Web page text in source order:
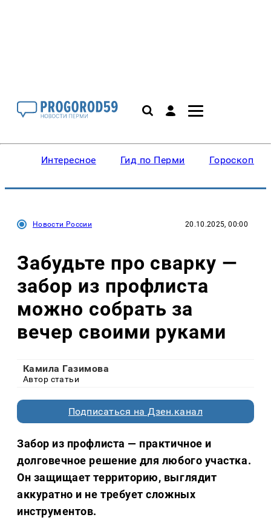
Интересное Гид по Перми Гороскопы
Новости России 20.10.2025, 00:00
Забудьте про сварку —
забор из профлиста
можно собрать за
вечер своими руками
Камила Газимова
Автор статьи
Подписаться на Дзен.канал
Забор из профлиста — практичное и
долговечное решение для любого участка.
Он защищает территорию, выглядит
аккуратно и не требует сложных
инструментов.